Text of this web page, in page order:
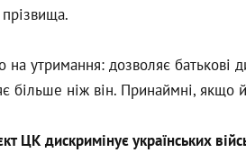
прізвища.
на утримання: дозволяє батькові
більше ніж він. Принаймні, якщо
ЦК дискримінує українських